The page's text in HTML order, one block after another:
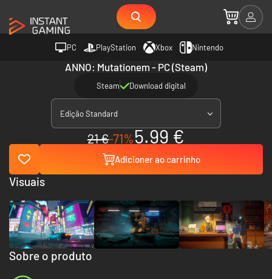
PC PlayStation Xbox Nintendo
ANNO: Mutationem - PC (Steam)
Steam Download digital
Edição Standard
21 €-71%5.99 €
Adicioner ao carrinho
Sobre o produto
Visuais